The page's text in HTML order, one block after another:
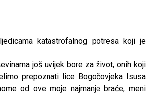
katastrofalnog potresa koji je
još uvijek bore za život, onih koji
prepoznati lice Bogočovjeka Isusa
od ove moje najmanje braće, meni